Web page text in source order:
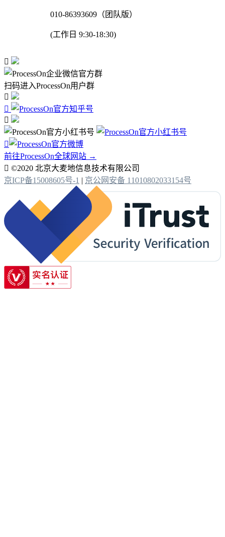
010-86393609（团队版）
(工作日 9:30-18:30)

扫码进入ProcessOn用户群




前往ProcessOn全球网站 →
 ©2020 北京大麦地信息技术有限公司
京ICP备15008605号-1 | 京公网安备 11010802033154号